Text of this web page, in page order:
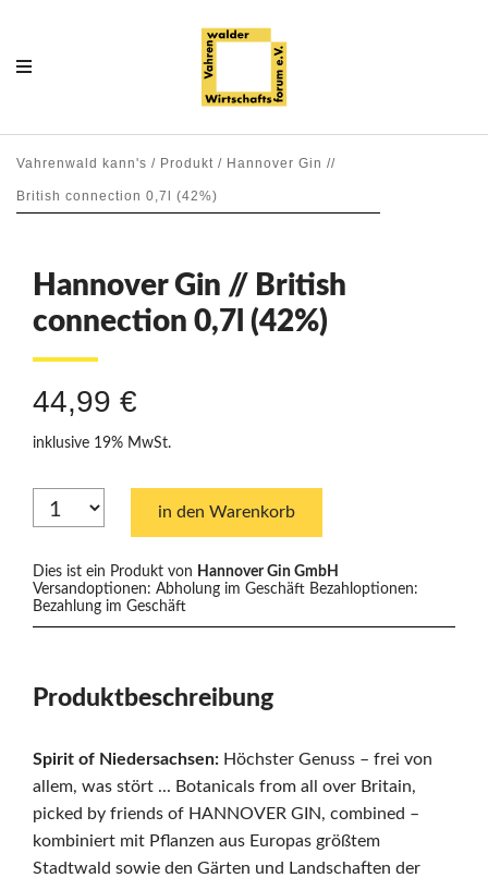
Vahrenwald kann's / Produkt / Hannover Gin //
British connection 0,7l (42%)
Hannover Gin // British
connection 0,7l (42%)
44,99 €
inklusive 19% MwSt.
in den Warenkorb
Dies ist ein Produkt von Hannover Gin GmbH
Versandoptionen: Abholung im Geschäft Bezahloptionen:
Bezahlung im Geschäft
Produktbeschreibung
Spirit of Niedersachsen: Höchster Genuss – frei von
allem, was stört ... Botanicals from all over Britain,
picked by friends of HANNOVER GIN, combined –
kombiniert mit Pflanzen aus Europas größtem
Stadtwald sowie den Gärten und Landschaften der